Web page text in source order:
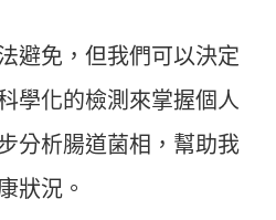
避免，但我們可以決定
學化的檢測來掌握個人
分析腸道菌相，幫助我
狀況。